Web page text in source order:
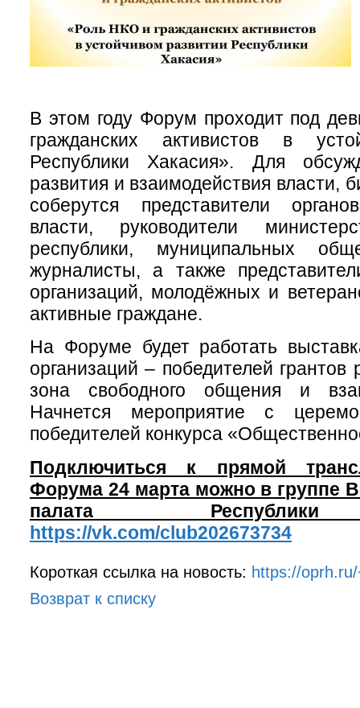
В этом году Форум проходит под
гражданских активистов в
Республики Хакасия». Для
развития и взаимодействия власти,
соберутся представители
власти, руководители
республики, муниципальных
журналисты, а также
организаций, молодёжных и
активные граждане.
На Форуме будет работать
организаций – победителей грантов
зона свободного общения и
Начнется мероприятие с
победителей конкурса
Подключиться к прямой
Форума 24 марта можно в группе
палата
https://vk.com/club202673734
Короткая ссылка на новость: https://
Возврат к списку